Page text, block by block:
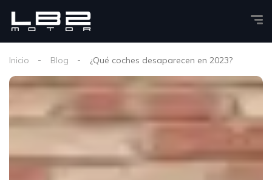
Inicio Blog ¿Qué coches desaparecen en 2023?